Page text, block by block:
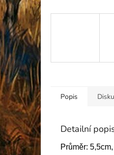
Popis
Detailní
Průměr: